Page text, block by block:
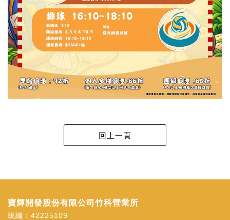
寶輝開發股份有限公司竹科營業所
統編：42225109